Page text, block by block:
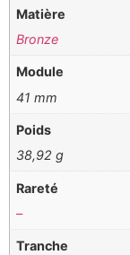
Matière
Bronze
Module
41 mm
Poids
38,92 g
Rareté
–
Tranche